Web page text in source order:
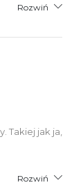
Rozwiń
Takiej jak ja,
Rozwiń